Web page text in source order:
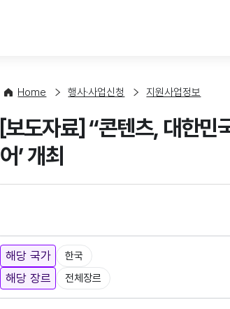
Home 행사·사업신청 지원사업정보
[보도자료] “콘텐츠, 대한민
어’ 개최
해당 국가 한국
해당 장르 전체장르